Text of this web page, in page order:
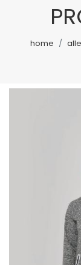
home